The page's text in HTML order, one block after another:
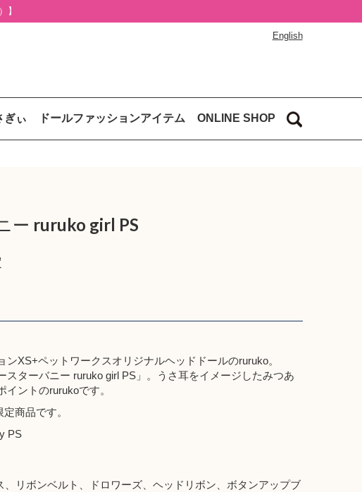
】
English
ぎぃ ドールファッションアイテム ONLINE SHOP
ー ruruko girl PS
ンXS+ペットワークスオリジナルヘッドドールのruruko。
スターバニー ruruko girl PS」。うさ耳をイメージしたみつあ
ントのrurukoです。
定商品です。
PS
、リボンベルト、ドロワーズ、ヘッドリボン、ボタンアップブ